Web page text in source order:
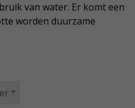
van water. Er komt een
worden duurzame